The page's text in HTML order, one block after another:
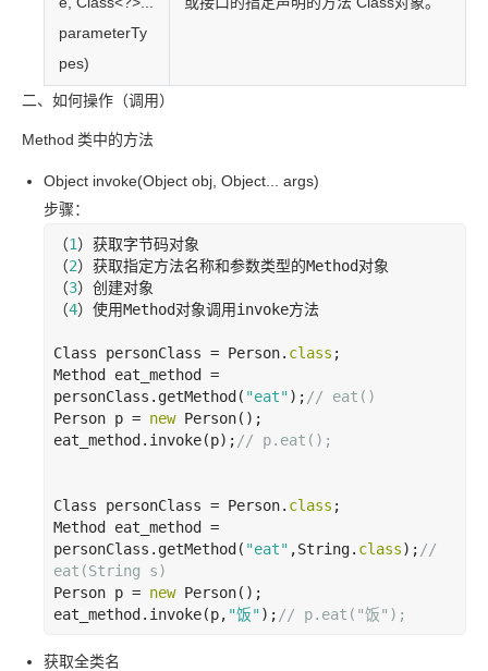
parameterTy
pes)
二、如何操作（调用）
Method 类中的方法
Object invoke(Object obj, Object... args)
步骤：
（1）获取字节码对象
（2）获取指定方法名称和参数类型的Method对象
（3）创建对象
（4）使用Method对象调用invoke方法
Class personClass = Person. class ;
Method eat_method =
personClass.getMethod( "eat"); // eat()
Person p = new Person();
eat_method.invoke(p); // p.eat();
Class personClass = Person. class ;
Method eat_method =
personClass.getMethod( "eat" ,String. class); //
eat(String s)
Person p = new Person();
eat_method.invoke(p, "饭"); // p.eat("饭");
获取全类名